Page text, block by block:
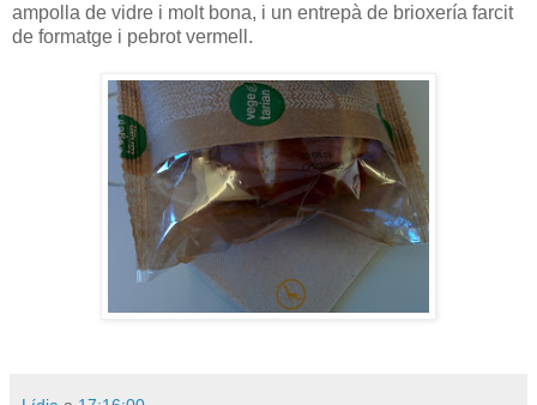
ampolla de vidre i molt bona, i un entrepà de brioxería farcit
de formatge i pebrot vermell.